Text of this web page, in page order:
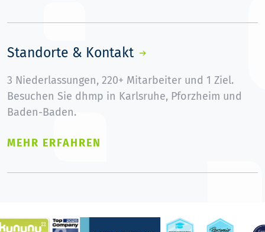
Standorte & Kontakt
3 Niederlassungen, 220+ Mitarbeiter und 1 Ziel.
Besuchen Sie dhmp in Karlsruhe, Pforzheim und
Baden-Baden.
MEHR ERFAHREN